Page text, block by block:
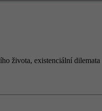
ího života, existenciální dilemata